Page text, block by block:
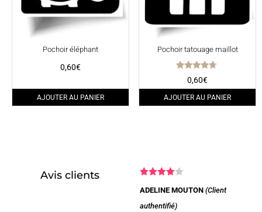
Pochoir éléphant
0,60€
AJOUTER AU PANIER
Pochoir tatouage maillot
Note
4.50
0,60€
AJOUTER AU PANIER
Avis clients
sur 5
ADELINE MOUTON (Client
authentifié)